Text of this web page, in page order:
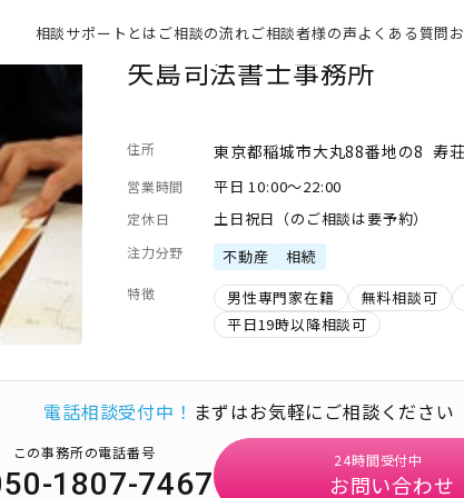
相談サポートとは ご相談の流れご相談者様の声よくある質問
矢島司法書士事務所
住所 東京都稲城市大丸88番地の8 寿
営業時間 平日 10:00～22:00
定休日 土日祝日（のご相談は要予約）
注力分野 不動産 相続
特徴 男性専門家在籍 無料相談可
平日19時以降相談可
電話相談受付中！ まずはお気軽にご相談ください
この事務所の電話番号
1807-7467
24時間受付中
お問い合わせ